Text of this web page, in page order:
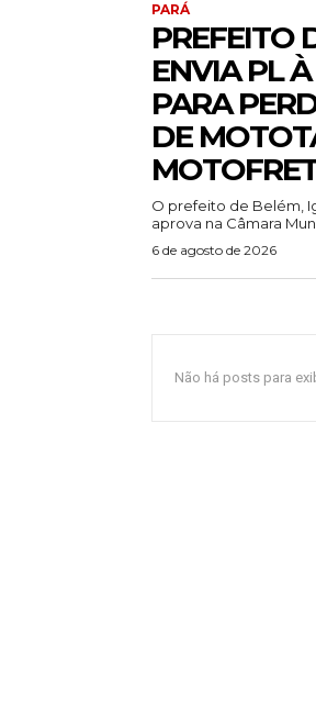
PARÁ
PREFEITO
ENVIA PL
PARA
DE
O prefeito de Belém,
aprova na Câmara
6 de agosto de 2026
Não há posts para